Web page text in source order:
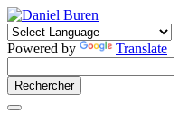
Powered by Translate